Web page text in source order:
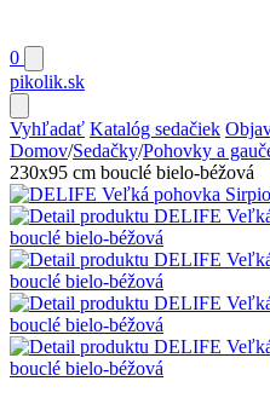
0
pikolik.sk
Vyhľadať Katalóg sedačiek
Domov/Sedačky/Pohovky a
230x95 cm bouclé bielo-béžová